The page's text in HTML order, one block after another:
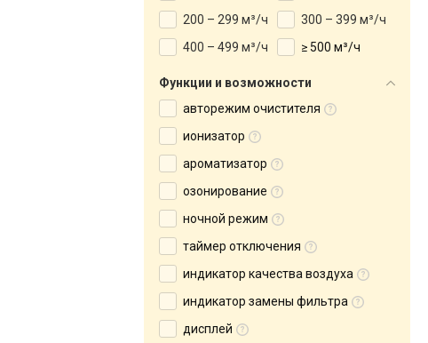
200 – 299 м³/ч
300 – 399 м³/ч
400 – 499 м³/ч
≥ 500 м³/ч
Функции и возможности
авторежим очистителя
ионизатор
ароматизатор
озонирование
ночной режим
таймер отключения
индикатор качества воздуха
индикатор замены фильтра
дисплей